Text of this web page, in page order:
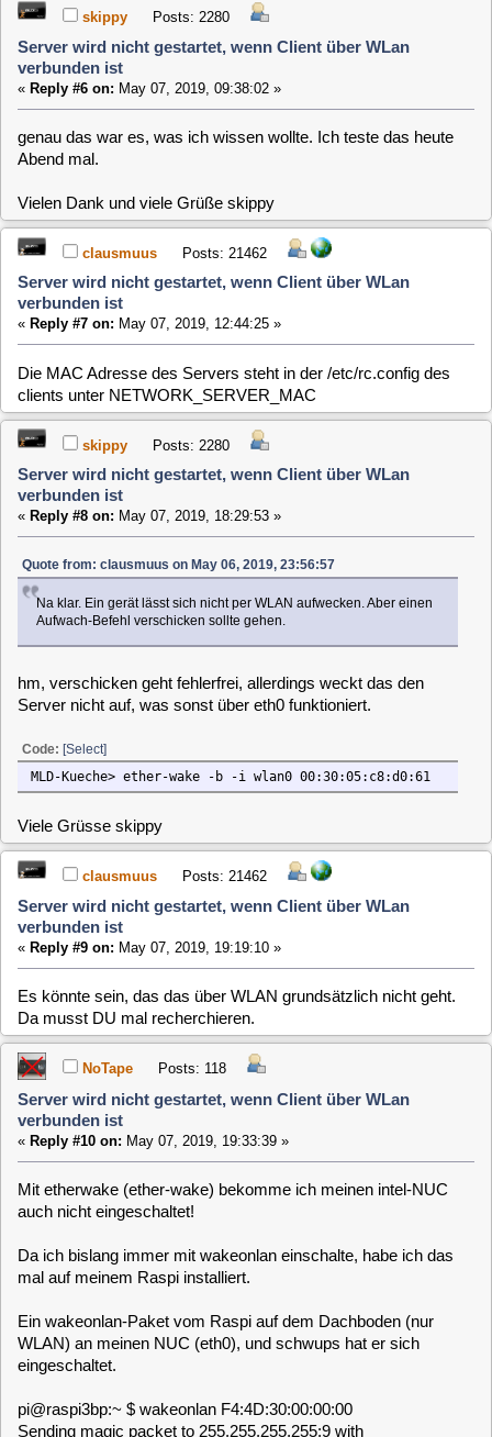
«Reply #8 on:May 07, 2019, 18:29:53 »
Quote from: clausmuus on May 06, 2019, 23:56:57
Na klar. Ein gerät lässt sich nicht per WLAN aufwecken. Aber einen
Aufwach-Befehl verschicken sollte gehen.
hm, verschicken geht fehlerfrei, allerdings weckt das den
MLD-Kueche> ether-wake -b -i wlan0 00:30:05:c8:d0:61
Viele Grüsse skippy
clausmuus Posts: 21462
Server wird nicht gestartet, wenn Client über WLan
«Reply #9 on:May 07, 2019, 19:19:10 »
Es könnte sein, das das über WLAN grundsätzlich nicht geht.
Da musst DU mal recherchieren.
NoTape Posts: 118
Server wird nicht gestartet, wenn Client über WLan
verbunden ist
«Reply #10 on:May 07, 2019, 19:33:39 »
Mit etherwake (ether-wake) bekomme ich meinen intel-NUC
auch nicht eingeschaltet!
Ein wakeonlan-Paket vom Raspi auf dem Dachboden (nur
WLAN) an meinen NUC (eth0), und schwups hat er sich
pi@raspi3bp:~ $ wakeonlan F4:4D:30:00:00:00
Sending magic packet to 255.255.255.255:9 with
skippy Posts: 2280
Server wird nicht gestartet, wenn Client über WLan
verbunden ist
«Reply #11 on:May 07, 2019, 20:07:07 »
Das hört sich gut an. Leider ist wakeonlan bislang nicht
Bestandteil in der MLD.
Viele Grüße skippy
NoTape Posts: 118
Server wird nicht gestartet, wenn Client über WLan
verbunden ist
«Reply #12 on:May 07, 2019, 20:23:00 »
Upss...
Raspi läuft nicht MLD sondern
http://www.virtualradarserver.co.uk
clausmuus Posts: 21462
Server wird nicht gestartet, wenn Client über WLan
«Reply #13 on: May 07, 2019, 20:40:24 »
Das macht keinen Unterschied. Die Tools machen alle das
selbe. Du kannst das auch problemlos mit nc (netcat)
zusammenbauen.
Wahrscheinlicher ist, dass Dein WLAN das nicht durchlässt.